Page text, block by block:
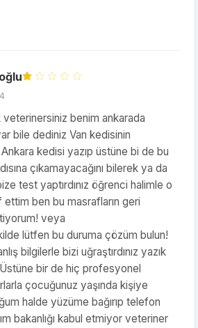
veterinersiniz benim ankarada
bile dediniz Van kedisinin
kedisi yazıp üstüne bi de bu
çıkamayacağını bilerek ya da
test yaptırdınız öğrenci halimle o
ben bu masrafların geri
veya
lütfen bu duruma çözüm bulun!
bilgilerle bizi uğraştırdınız yazık
bir de hiç profesyonel
çocuğunuz yaşında kişiye
halde yüzüme bağırıp telefon
bakanlığı kabul etmiyor veteriner